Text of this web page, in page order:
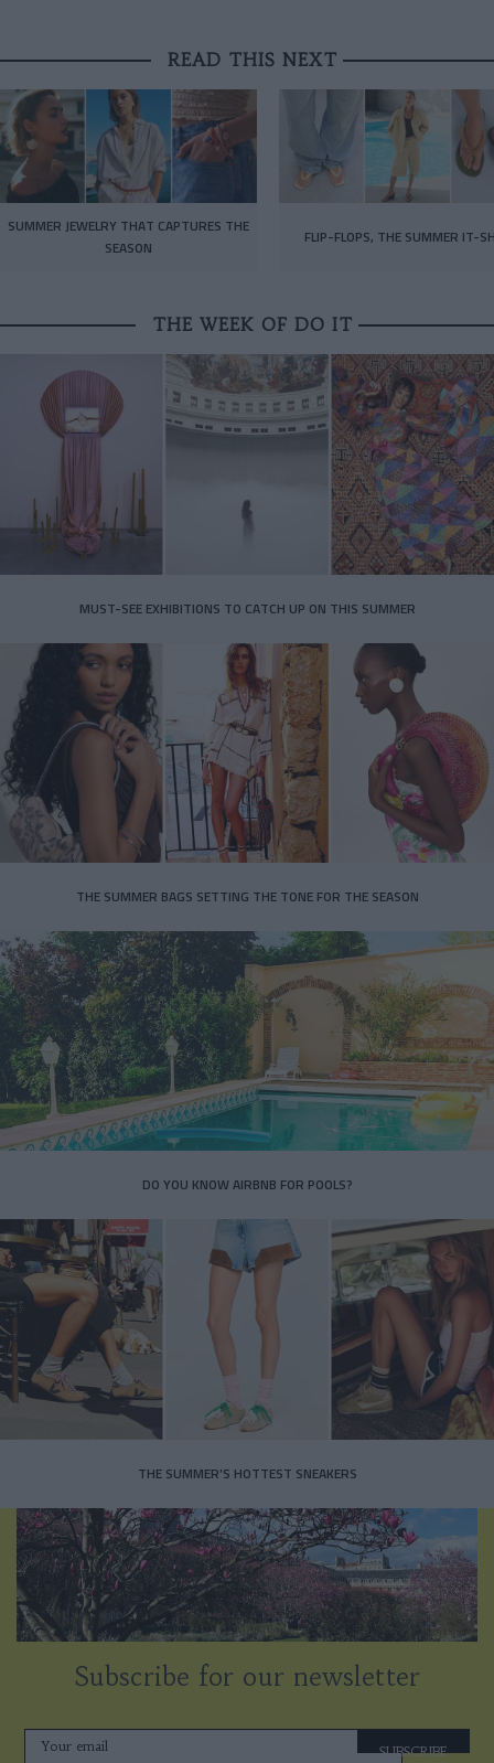
READ THIS NEXT
SUMMER JEWELRY THAT CAPTURES THE
SEASON
FLIP-FLOPS, THE SUMMER IT-
THE WEEK OF DO IT
MUST-SEE EXHIBITIONS TO CATCH UP ON THIS SUMMER
THE SUMMER BAGS SETTING THE TONE FOR THE SEASON
DO YOU KNOW AIRBNB FOR POOLS?
THE SUMMER’S HOTTEST SNEAKERS
Subscribe for our newsletter
SUBSCRIBE